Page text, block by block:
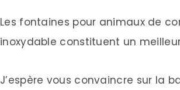
Les fontaines pour animaux de
inoxydable constituent un
J’espère vous convaincre sur la